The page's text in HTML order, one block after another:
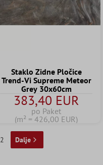
Staklo Zidne Pločice
Trend-Vi Supreme Meteor
Grey 30x60cm
383,40 EUR
po Paket
(m² = 426,00 EUR)
2 Dalje